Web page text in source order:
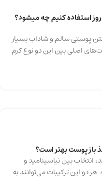
استفاده کنیم چه میشود؟
پوستی سالم و شاداب بسیار
اصلی بین این دو نوع کرم
باز پوست بهتر است؟
بین نیاسینامید و
دو این ترکیبات می‌توانند به